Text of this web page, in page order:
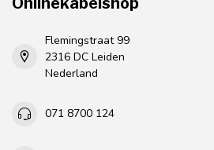
Flemingstraat 99
2316 DC Leiden
Nederland
071 8700 124